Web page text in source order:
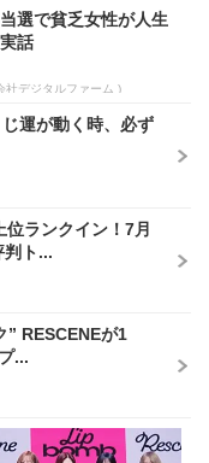
選で貧乏女性が人生
話
社デジタルファーム )
じ運が動く時、必ず
ランクイン！7月
判ト...
” RESCENEが1
...